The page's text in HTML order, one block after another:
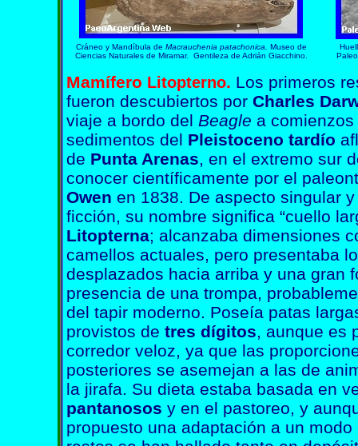
Cráneo y Mandíbula de Macrauchenia patachonica. Museo de
Ciencias Naturales de Miramar. Gentileza de Adrián Giacchino.
Mamífero Litopterno. Los primeros
fueron descubiertos por Charles
viaje a bordo del Beagle a
sedimentos del Pleistoceno tardío
de Punta Arenas, en el extremo sur
conocer científicamente por el
Owen en 1838. De aspecto singular
ficción, su nombre significa “cuello
Litopterna; alcanzaba dimensiones
camellos actuales, pero presentaba
desplazados hacia arriba y una gran
presencia de una trompa,
del tapir moderno. Poseía patas
provistos de tres dígitos, aunque es
corredor veloz, ya que las
posteriores se asemejan a las de
la jirafa. Su dieta estaba basada en
pantanosos y en el pastoreo, y
propuesto una adaptación a un